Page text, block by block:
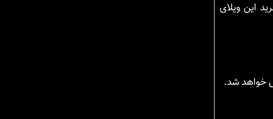
این ویلای
خواهد شد.